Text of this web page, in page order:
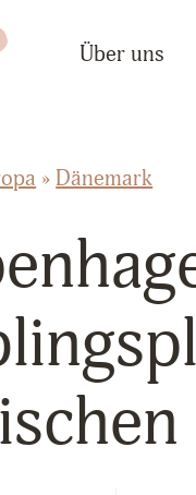
Reiseblog aus
Über uns
» Dänemark